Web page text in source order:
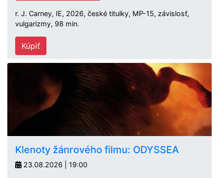
r. J. Carney, IE, 2026, české titulky, MP-15, závislosť,
vulgarizmy, 98 min.
Kúpiť
Klenoty žánrového filmu: ODYSSEA
23.08.2026 | 19:00